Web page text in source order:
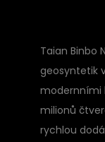
Taian Binbo
geosyntetik
modernními
milionů
rychlou